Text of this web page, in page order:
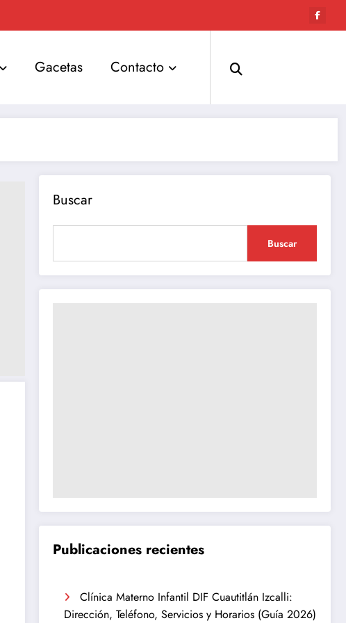
Gacetas Contacto
Buscar
Buscar
Publicaciones recientes
Clínica Materno Infantil DIF Cuautitlán Izcalli:
Dirección, Teléfono, Servicios y Horarios (Guía 2026)